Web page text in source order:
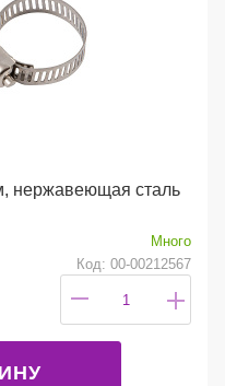
нержавеющая сталь
Много
Код: 00-00212567